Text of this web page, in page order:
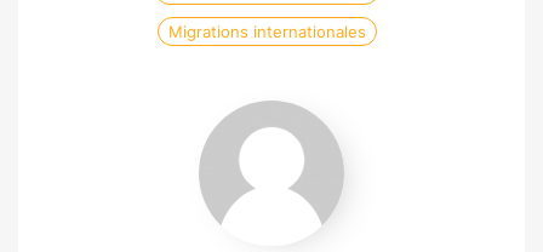
Migrations internationales
Emilie
Guitard